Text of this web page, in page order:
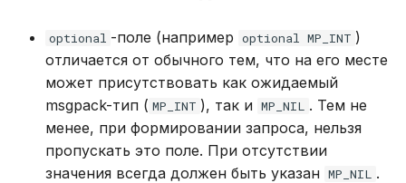
Использование журнала
аудита
Рекомендации по
сайзингу
Настройка Systemd
DROP PLUGIN
DROP PROCEDURE
DROP ROLE
.proc_get_config
.proc_get_index
.proc_get_vclock
optional -поле (например optional MP_INT )
отличается от обычного тем, что на его месте
может присутствовать как ожидаемый
msgpack-тип ( MP_INT ), так и MP_NIL . Тем не
менее, при формировании запроса, нельзя
пропускать это поле. При отсутствии
значения всегда должен быть указан MP_NIL .